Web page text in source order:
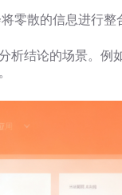
零散的信息进行
析结论的场景。